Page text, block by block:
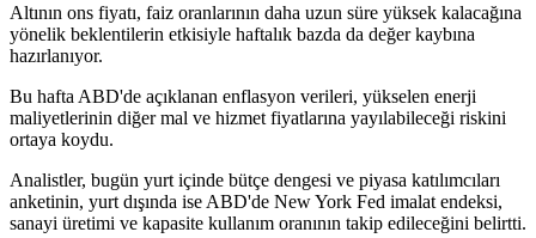
Altının ons fiyatı, faiz oranlarının daha uzun süre yüksek kalacağına
yönelik beklentilerin etkisiyle haftalık bazda da değer kaybına
hazırlanıyor.
Bu hafta ABD'de açıklanan enflasyon verileri, yükselen enerji
maliyetlerinin diğer mal ve hizmet fiyatlarına yayılabileceği riskini
ortaya koydu.
Analistler, bugün yurt içinde bütçe dengesi ve piyasa katılımcıları
anketinin, yurt dışında ise ABD'de New York Fed imalat endeksi,
sanayi üretimi ve kapasite kullanım oranının takip edileceğini belirtti.